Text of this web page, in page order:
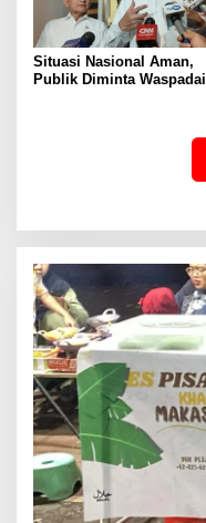
Situasi Nasional Aman,
Publik Diminta Waspadai